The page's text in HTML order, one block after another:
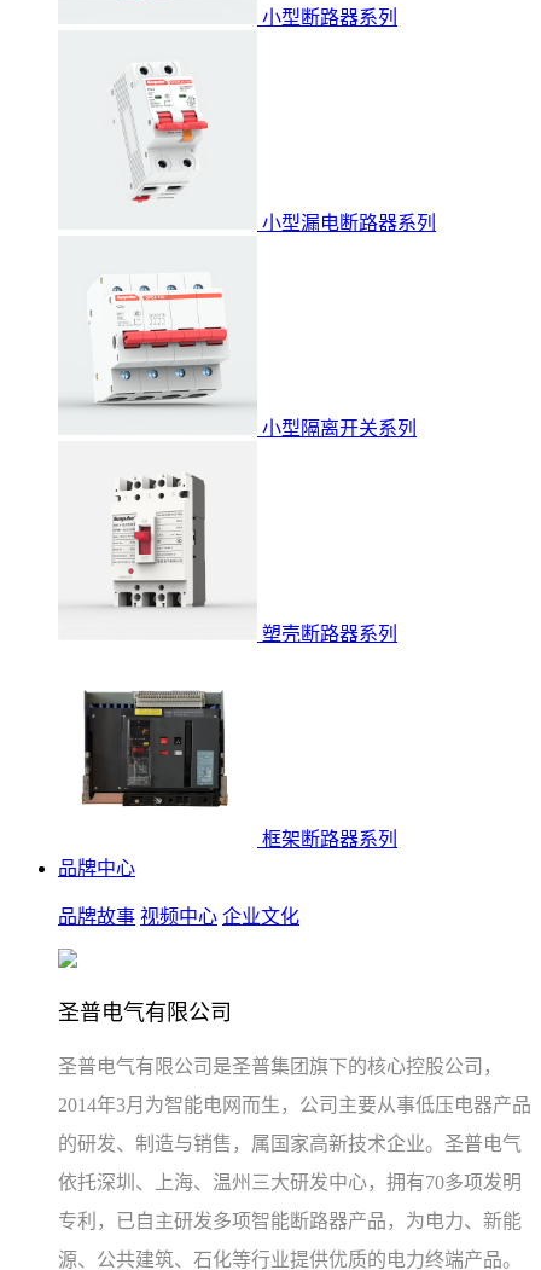
小型断路器系列
小型漏电断路器系列
小型隔离开关系列
塑壳断路器系列
框架断路器系列
品牌中心
品牌故事 视频中心 企业文化
圣普电气有限公司
圣普电气有限公司是圣普集团旗下的核心控股公司，
2014年3月为智能电网而生，公司主要从事低压电器产品
的研发、制造与销售，属国家高新技术企业。圣普电气
依托深圳、上海、温州三大研发中心，拥有70多项发明
专利，已自主研发多项智能断路器产品，为电力、新能
源、公共建筑、石化等行业提供优质的电力终端产品。